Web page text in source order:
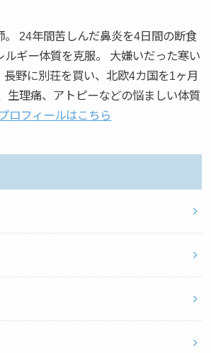
。 24年間苦しんだ鼻炎を4日間の断食
ルギー体質を克服。 大嫌いだった寒い
長野に別荘を買い、北欧4カ国を1ヶ月
生理痛、アトピーなどの悩ましい体質
ロフィールはこちら